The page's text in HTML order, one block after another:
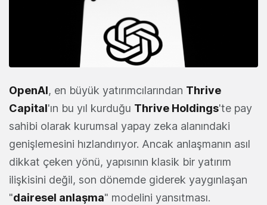
OpenAI, en büyük yatırımcılarından Thrive
Capital'ın bu yıl kurduğu Thrive Holdings'te pay
sahibi olarak kurumsal yapay zeka alanındaki
genişlemesini hızlandırıyor. Ancak anlaşmanın asıl
dikkat çeken yönü, yapısının klasik bir yatırım
ilişkisini değil, son dönemde giderek yaygınlaşan
"dairesel anlaşma" modelini yansıtması.